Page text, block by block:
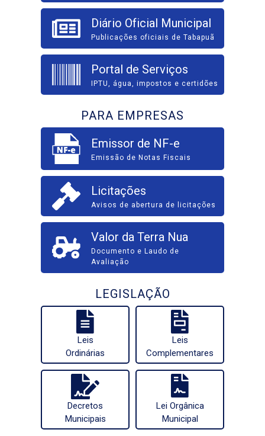
Diário Oficial Municipal
Publicações oficiais de Tabapuã
Portal de Serviços
IPTU, água, impostos e certidões
PARA EMPRESAS
Emissor de NF-e
Emissão de Notas Fiscais
Licitações
Avisos de abertura de licitações
Valor da Terra Nua
Documento e Laudo de
Avaliação
LEGISLAÇÃO
Leis
Ordinárias
Leis
Complementares
Decretos
Municipais
Lei Orgânica
Municipal